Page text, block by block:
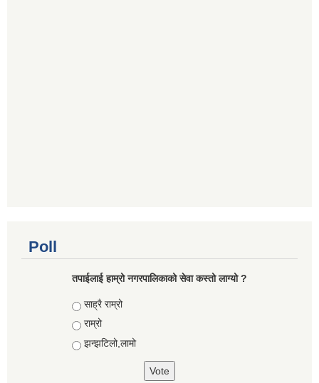
Poll
तपाईलाई हाम्रो नगरपालिकाको सेवा कस्तो लाग्यो ?
Choices
साह्रै राम्रो
राम्रो
झन्झटिलो,लामो